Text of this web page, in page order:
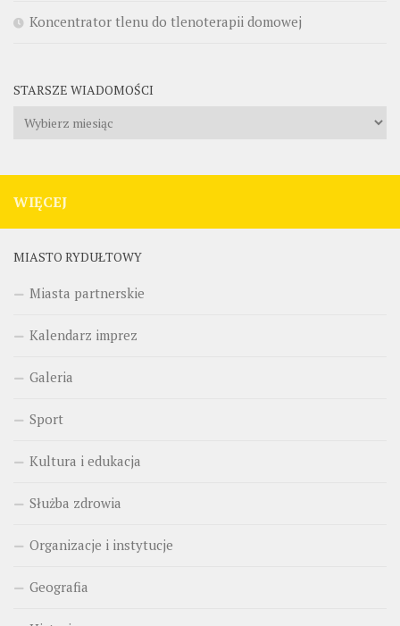
Koncentrator tlenu do tlenoterapii domowej
STARSZE WIADOMOŚCI
Starsze
WIĘCEJ
MIASTO RYDUŁTOWY
Miasta partnerskie
Kalendarz imprez
Galeria
Sport
Kultura i edukacja
Służba zdrowia
Organizacje i instytucje
Geografia